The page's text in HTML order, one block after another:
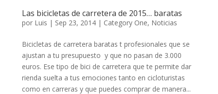
Las bicicletas de carretera de 2015… baratas
por Luis | Sep 23, 2014| Category One, Noticias
Bicicletas de carretera baratas t profesionales que se
ajustan a tu presupuesto y que no pasan de 3.000
euros. Ese tipo de bici de carretera que te permite dar
rienda suelta a tus emociones tanto en cicloturistas
como en carreras y que puedes comprar de manera...